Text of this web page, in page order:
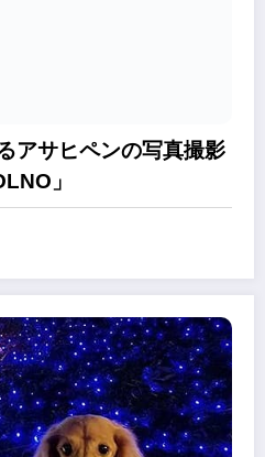
アサヒペンの写真撮影
」